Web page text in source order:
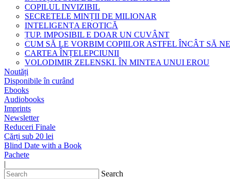
COPILUL INVIZIBIL
SECRETELE MINȚII DE MILIONAR
INTELIGENȚA EROTICĂ
ȚUP. IMPOSIBIL E DOAR UN CUVÂNT
CUM SĂ LE VORBIM COPIILOR ASTFEL ÎNCÂT SĂ
CARTEA ÎNȚELEPCIUNII
VOLODIMIR ZELENSKI. ÎN MINTEA UNUI EROU
Noutăți
Disponibile în curând
Ebooks
Audiobooks
Imprints
Newsletter
Reduceri Finale
Cărți sub 20 lei
Blind Date with a Book
Pachete
|
Search